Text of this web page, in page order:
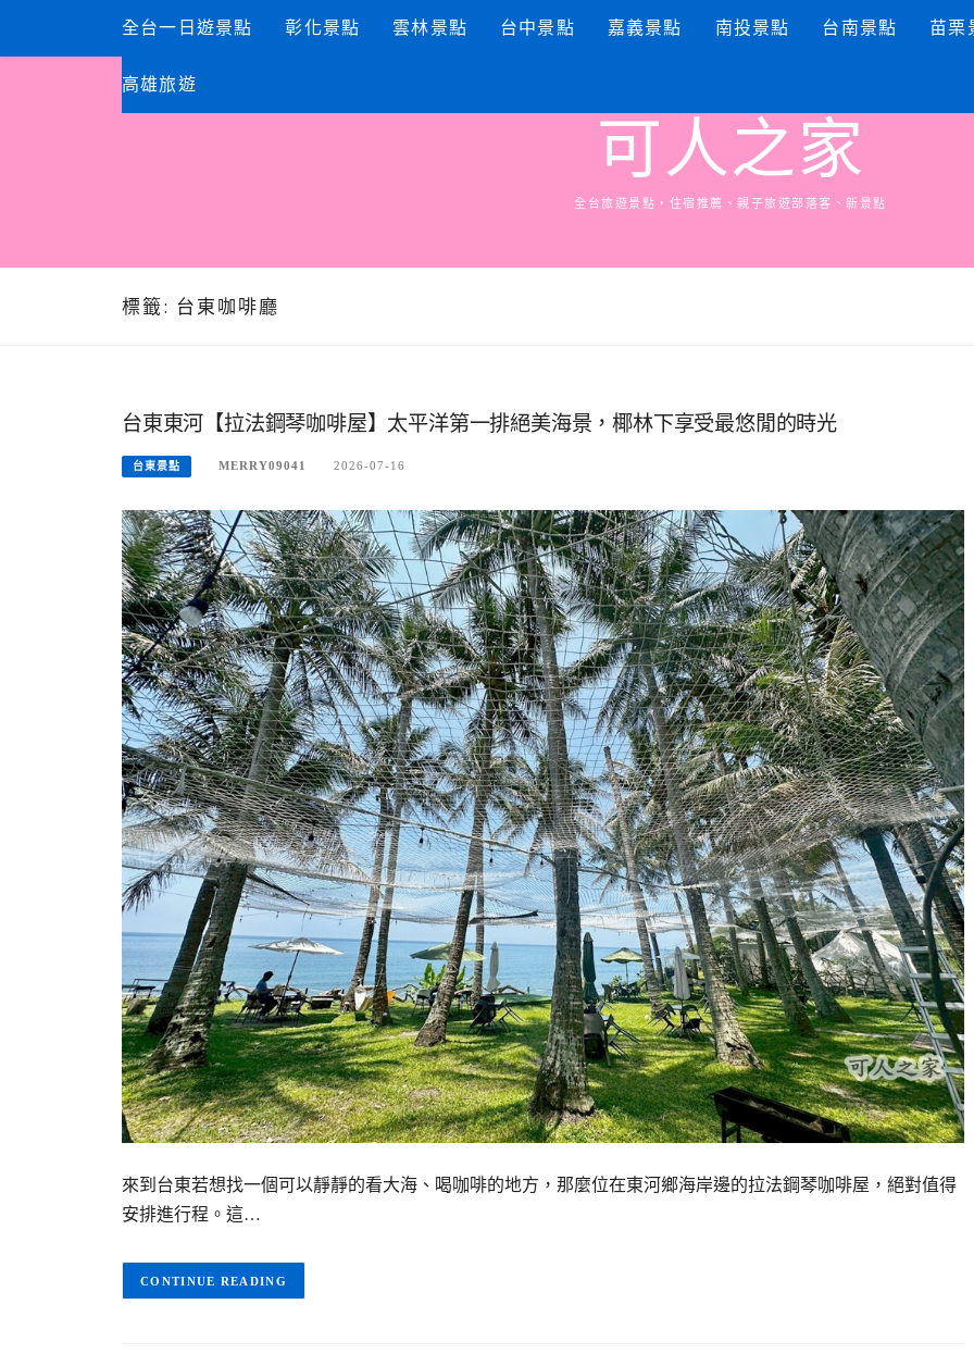
content
全台一日遊景點 彰化景點 雲林景點 台中景點 嘉義景點 南投景點 台南景點 苗栗
高雄旅遊
可人之家
全台旅遊景點，住宿推薦、親子旅遊部落客、新景點
標籤: 台東咖啡廳
台東東河【拉法鋼琴咖啡屋】太平洋第一排絕美海景，椰林下享受最悠閒的時光
台東景點 MERRY09041 2026-07-16
來到台東若想找一個可以靜靜的看大海、喝咖啡的地方，那麼位在東河鄉海岸邊的拉法鋼琴咖啡屋，絕對值得
安排進行程。這…
CONTINUE READING